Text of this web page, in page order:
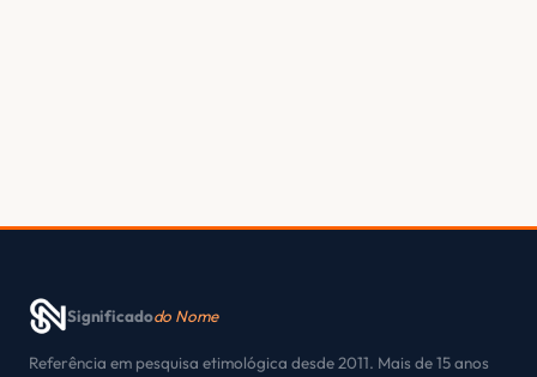
Significadodo Nome
Referência em pesquisa etimológica desde 2011. Mais de 15 anos